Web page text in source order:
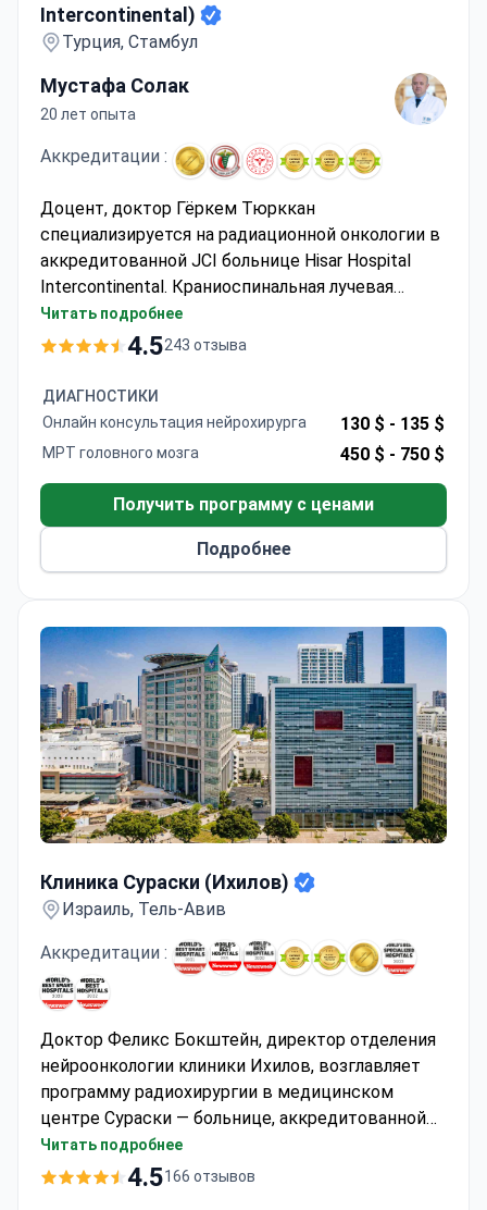
Intercontinental)
Турция, Стамбул
Мустафа Солак
20 лет опыта
Аккредитации :
Доцент, доктор Гёркем Тюрккан
специализируется на радиационной онкологии в
аккредитованной JCI больнице Hisar Hospital
Intercontinental. Краниоспинальная лучевая
терапия с помощью LINAC может стоить около
16 000 долларов США — обычно это 30 сеансов в
опухоль с использованием фиксации головы
маской. Больница предлагает передовые
технологии MR-LINAC и МРТ 1,5 Тесла для
Читать подробнее
4.5243 отзыва
ДИАГНОСТИКИ
Онлайн консультация нейрохирурга
130 $ - 135 $
МРТ головного мозга 450 $ - 750 $
Получить программу с ценами
Подробнее
Клиника Сураски (Ихилов)
Израиль, Тель-Авив
Аккредитации :
Доктор Феликс Бокштейн, директор отделения
нейроонкологии клиники Ихилов, возглавляет
программу радиохирургии в медицинском
центре Сураски — больнице, аккредитованной
JCI, которая ежегодно принимает 400 000
пациентов. Полный пакет радиохирургии
Читать подробнее
4.5166 отзывов